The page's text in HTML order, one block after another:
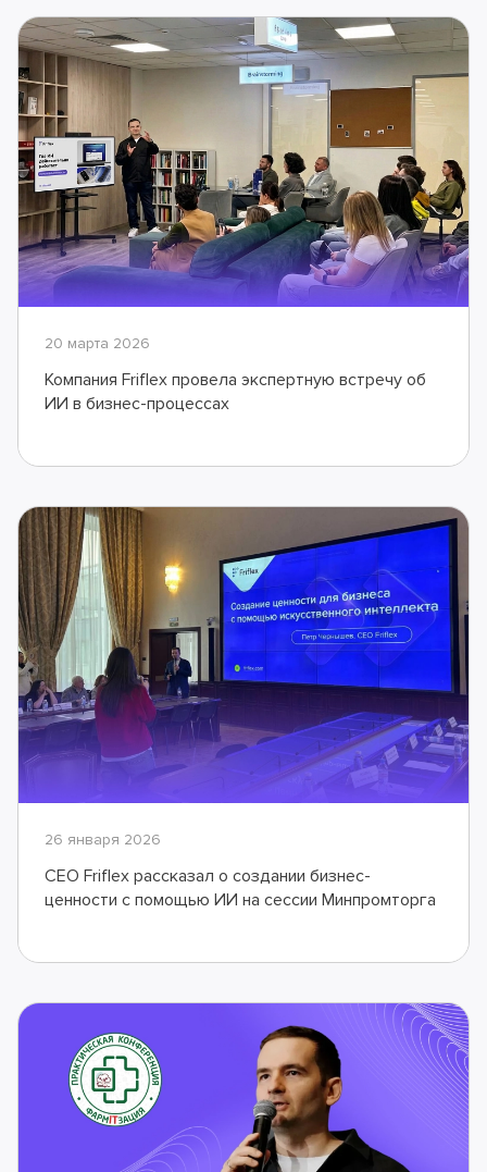
20 марта 2026
Компания Friflex провела экспертную встречу об
ИИ в бизнес-процессах
26 января 2026
CEO Friflex рассказал о создании бизнес-
ценности с помощью ИИ на сессии Минпромторга